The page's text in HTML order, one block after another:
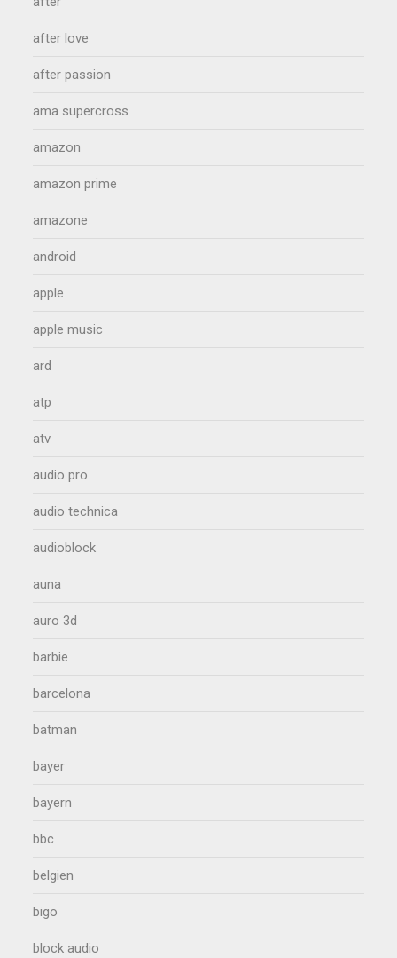
after love
after passion
ama supercross
amazon
amazon prime
amazone
android
apple
apple music
ard
atp
atv
audio pro
audio technica
audioblock
auna
auro 3d
barbie
barcelona
batman
bayer
bayern
bbc
belgien
bigo
block audio